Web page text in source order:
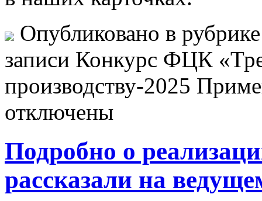
Опубликовано в
записи Конкурс ФЦК
производству-2025
отключены
Подробно о
рассказали на